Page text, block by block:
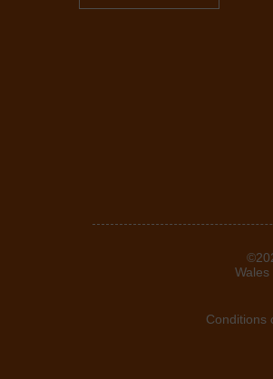
Conditions